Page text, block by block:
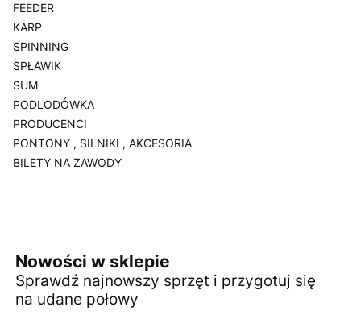
FEEDER
KARP
SPINNING
SPŁAWIK
SUM
PODLODÓWKA
PRODUCENCI
PONTONY , SILNIKI , AKCESORIA
BILETY NA ZAWODY
Nowości w sklepie
Sprawdź najnowszy sprzęt i przygotuj się
na udane połowy